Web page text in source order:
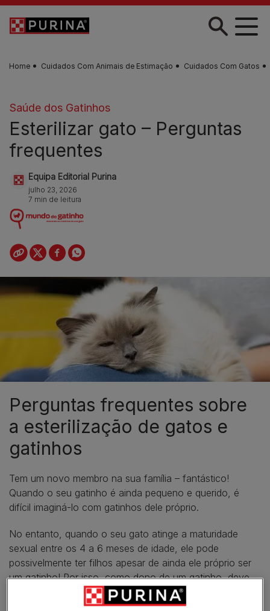
Skip to main content
Home Cuidados Com Animais de Estimação Cuidados Com Gatos
Saúde dos Gatinhos
Esterilizar gato – Perguntas
frequentes
Equipa Editorial Purina
julho 23, 2026
7 min de leitura
Perguntas frequentes sobre
a esterilização de gatos e
gatinhos
Tem um novo membro na sua família – fantástico!
Quando o seu gatinho é ainda pequeno e querido, é
difícil imaginá-lo com gatinhos dele próprio.
No entanto, quando o seu gato atinge a maturidade
sexual entre os 4 a 6 meses de idade, ele pode
possivelmente ter filhos apesar de ainda ele próprio ser
um gatinho! Por isso, como dono de um gatinho, deve
começar a pensar em castrar o seu gato cedo.